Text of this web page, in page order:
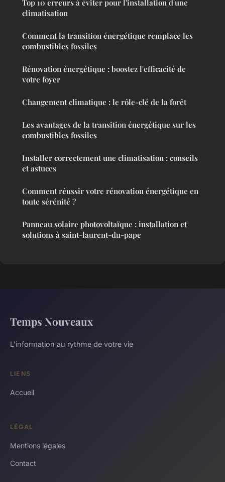
Top 10 erreurs à éviter pour l'installation d'une
climatisation
Comment la transition énergétique remplace les
combustibles fossiles
Rénovation énergétique : boostez l'efficacité de
votre foyer
Changement climatique : le rôle-clé de la forêt
Les avantages de la transition énergétique sur les
combustibles fossiles
Installer correctement une climatisation : conseils
et astuces
Comment réussir votre rénovation énergétique en
toute sérénité ?
Panneau solaire photovoltaïque : installation et
solutions à saint-laurent-du-pape
Temps Nouveaux
L'information au rythme de votre vie
LIENS
Accueil
LÉGAL
Mentions légales
Contact